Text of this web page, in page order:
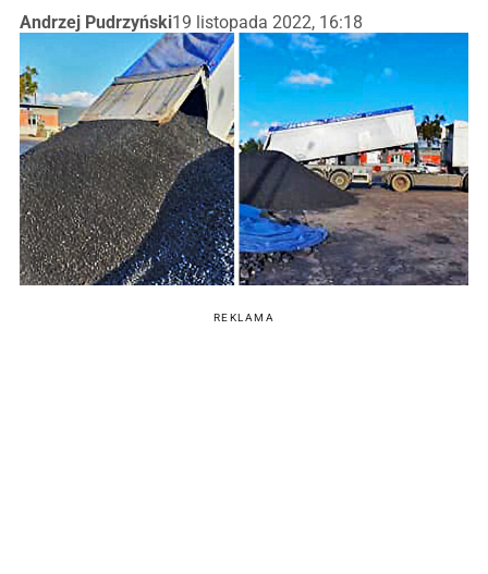
Andrzej Pudrzyński19 listopada 2022, 16:18
REKLAMA